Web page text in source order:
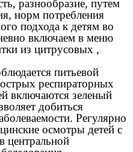
разнообразие, путем
норм потребления
подхода к детям во
включаем в меню
из цитрусовых ,
питьевой
респираторных
включаются зеленый
добиться
Регулярно
осмотры детей с
центральной